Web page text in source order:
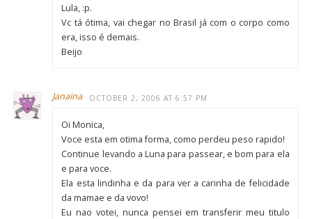
Lula, :p.
Vc tá ótima, vai chegar no Brasil já com o corpo como
era, isso é demais.
Beijo
Janaina OCTOBER 2, 2006 AT 6:57 PM
Oi Monica,
Voce esta em otima forma, como perdeu peso rapido!
Continue levando a Luna para passear, e bom para ela
e para voce.
Ela esta lindinha e da para ver a carinha de felicidade
da mamae e da vovo!
Eu nao votei, nunca pensei em transferir meu titulo